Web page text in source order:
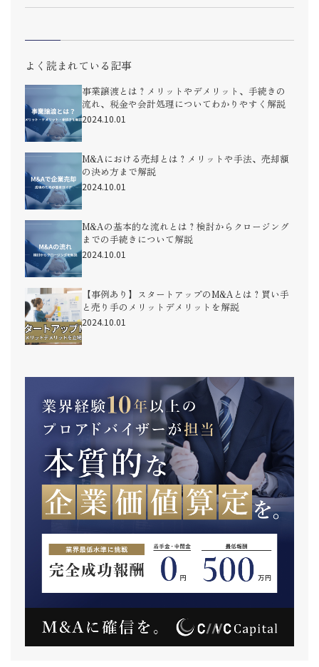
よく読まれている記事
事業譲渡とは？メリットやデメリット、手続きの
流れ、税金や会計処理についてわかりやすく解説
2024.10.01
M&Aにおける売却とは？メリットや手法、売却額
の決め方まで解説
2024.10.01
M&Aの基本的な流れとは？検討からクロージング
までの手続きについて解説
2024.10.01
【事例あり】スタートアップのM&Aとは？買い手
と売り手のメリットデメリットを解説
2024.10.01